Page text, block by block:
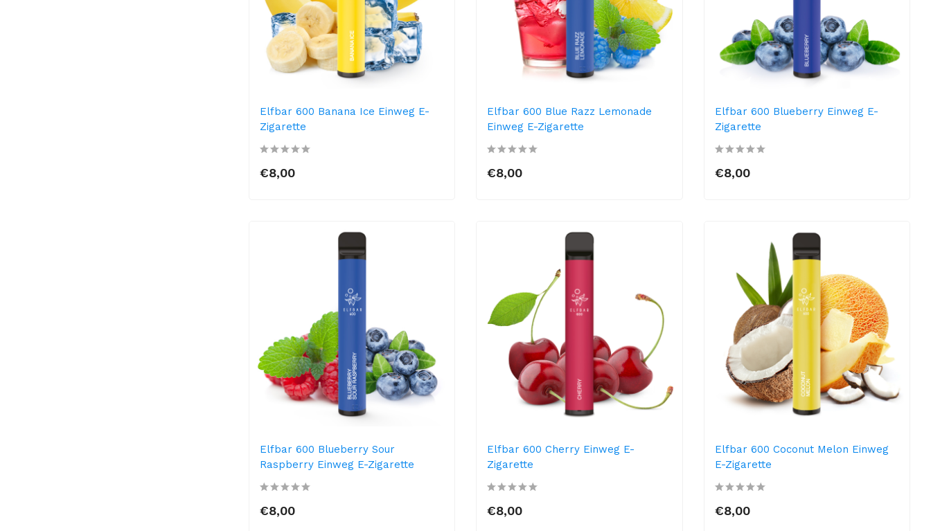
Elfbar 600 Banana Ice Einweg E-
Zigarette
€8,00
Elfbar 600 Blue Razz Lemonade
Einweg E-Zigarette
€8,00
Elfbar 600 Blueberry Einweg E-
Zigarette
€8,00
Elfbar 600 Blueberry Sour
Raspberry Einweg E-Zigarette
€8,00
Elfbar 600 Cherry Einweg E-
Zigarette
€8,00
Elfbar 600 Coconut Melon Einweg
E-Zigarette
€8,00